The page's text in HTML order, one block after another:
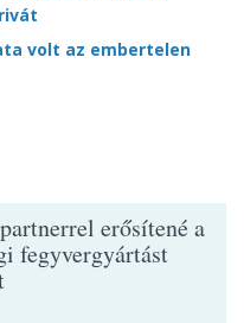
volt az embertelen
erősítené a
fegyvergyártást